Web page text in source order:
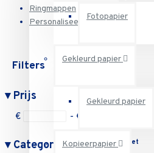
Fotopapier
Gekleurd papier
Gekleurd papier
Kopieerpapier
Ringmappen
Personaliseerbare mappen
Filters
▾Prijs
€ - €
▾Categorieën Reset